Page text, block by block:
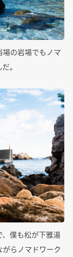
の岩場でもノマ
。
僕も松が下雅湯
がらノマドワーク